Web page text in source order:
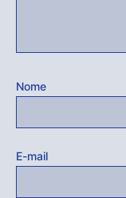
Nome
E-mail